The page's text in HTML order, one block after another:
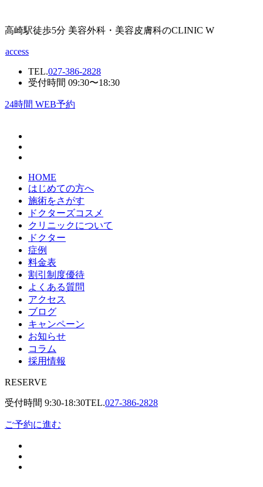
高崎駅徒歩5分 美容外科・美容皮膚科のCLINIC W
access
TEL.027-386-2828
受付時間 09:30〜18:30
24時間 WEB予約
HOME
はじめての方へ
施術をさがす
ドクターズコスメ
クリニックについて
ドクター
症例
料金表
割引制度優待
よくある質問
アクセス
ブログ
キャンペーン
お知らせ
コラム
採用情報
RESERVE
受付時間 9:30-18:30TEL.027-386-2828
ご予約に進む